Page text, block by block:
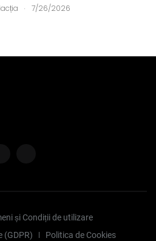
. 7/26/2026
și Condiții de utilizare
(GDPR)
Politica de Cookies